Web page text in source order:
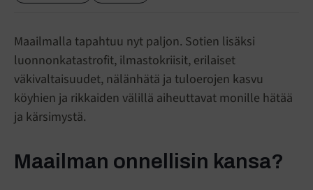
Maailmalla tapahtuu nyt paljon. Sotien lisäksi
luonnonkatastrofit, ilmastokriisit, erilaiset
väkivaltaisuudet, nälänhätä ja tuloerojen kasvu
köyhien ja rikkaiden välillä aiheuttavat monille hätää
ja kärsimystä.
Maailman onnellisin kansa?